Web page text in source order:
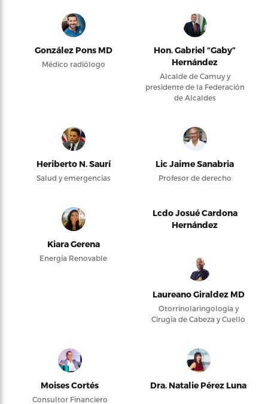
González Pons MD
Médico radiólogo
Hon. Gabriel “Gaby”
Hernández
Alcalde de Camuy y
presidente de la Federación
de Alcaldes
Heriberto N. Saurí
Salud y emergencias
Lic Jaime Sanabria
Profesor de derecho
Kiara Gerena
Energía Renovable
Lcdo Josué Cardona
Hernández
Laureano Giraldez MD
Otorrinolaringología y
Cirugía de Cabeza y Cuello
Moises Cortés
Consultor Financiero
Dra. Natalie Pérez Luna